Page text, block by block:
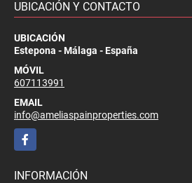
UBICACIÓN Y CONTACTO
UBICACIÓN
Estepona - Málaga - España
MÓVIL
607113991
EMAIL
info@ameliaspainproperties.com
Facebook
INFORMACIÓN